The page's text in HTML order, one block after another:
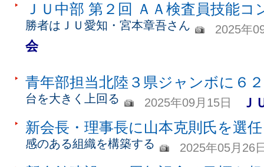
ＪＵ中部 第２回 ＡＡ検査員技能コ
勝者はＪＵ愛知・宮本章吾さん 2025年
会
青年部担当北陸３県ジャンボに６
台を大きく上回る 2025年09月15日 Ｊ
新会長・理事長に山本克則氏を選
感のある組織を構築する 2025年05月26